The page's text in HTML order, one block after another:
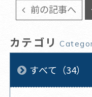
前の記事へ
カテゴリ
すべて（34）